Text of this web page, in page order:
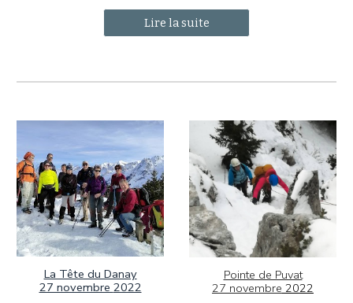
Lire la suite
La Tête du Danay
27 novembre 2022
Pointe de Puvat
27 novembre 2022